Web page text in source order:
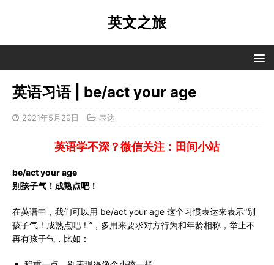
英文之旅
英语习语 | be/act your age
2021年5月29日 表达
英语学不深？微信关注：田间小站
be/act your age
别孩子气！成熟点吧！
在英语中，我们可以用 be/act your age 这个习惯表达来表示“别
孩子气！成熟点吧！”，多用来要求对方行为和年龄相称，举止不
再有孩子气，比如：